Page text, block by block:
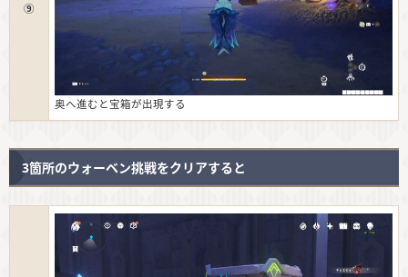
⑨
奥へ進むと宝箱が出現する
3箇所のウォーベン挑戦をクリアすると